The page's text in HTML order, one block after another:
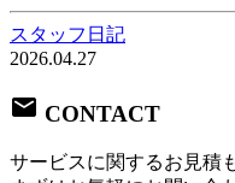
スタッフ日記
2026.04.27
CONTACT
サービスに関するお見積